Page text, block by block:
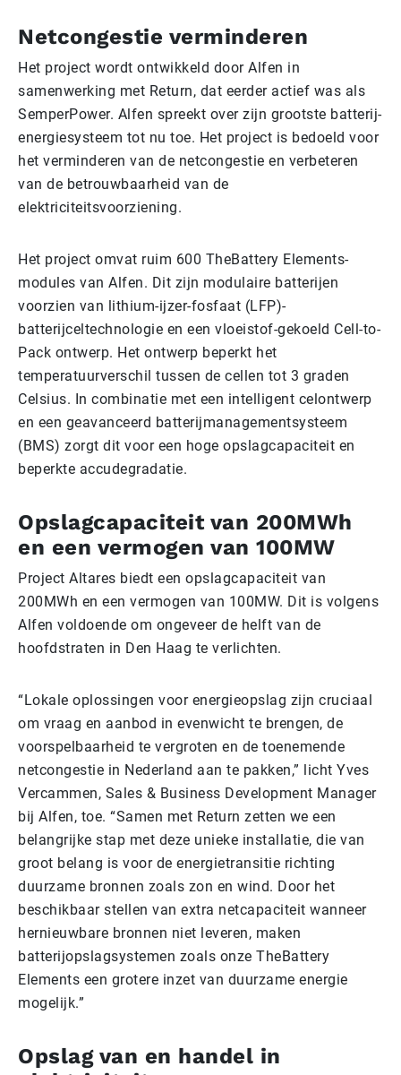
Netcongestie verminderen
Het project wordt ontwikkeld door Alfen in
samenwerking met Return, dat eerder actief was als
SemperPower. Alfen spreekt over zijn grootste batterij-
energiesysteem tot nu toe. Het project is bedoeld voor
het verminderen van de netcongestie en verbeteren
van de betrouwbaarheid van de
elektriciteitsvoorziening.
Het project omvat ruim 600 TheBattery Elements-
modules van Alfen. Dit zijn modulaire batterijen
voorzien van lithium-ijzer-fosfaat (LFP)-
batterijceltechnologie en een vloeistof-gekoeld Cell-to-
Pack ontwerp. Het ontwerp beperkt het
temperatuurverschil tussen de cellen tot 3 graden
Celsius. In combinatie met een intelligent celontwerp
en een geavanceerd batterijmanagementsysteem
(BMS) zorgt dit voor een hoge opslagcapaciteit en
beperkte accudegradatie.
Opslagcapaciteit van 200MWh
en een vermogen van 100MW
Project Altares biedt een opslagcapaciteit van
200MWh en een vermogen van 100MW. Dit is volgens
Alfen voldoende om ongeveer de helft van de
hoofdstraten in Den Haag te verlichten.
“Lokale oplossingen voor energieopslag zijn cruciaal
om vraag en aanbod in evenwicht te brengen, de
voorspelbaarheid te vergroten en de toenemende
netcongestie in Nederland aan te pakken,” licht Yves
Vercammen, Sales & Business Development Manager
bij Alfen, toe. “Samen met Return zetten we een
belangrijke stap met deze unieke installatie, die van
groot belang is voor de energietransitie richting
duurzame bronnen zoals zon en wind. Door het
beschikbaar stellen van extra netcapaciteit wanneer
hernieuwbare bronnen niet leveren, maken
batterijopslagsystemen zoals onze TheBattery
Elements een grotere inzet van duurzame energie
mogelijk.”
Opslag van en handel in